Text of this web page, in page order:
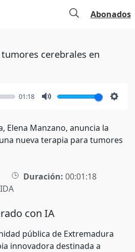
Abonados
cerebrales en
01:18
Elena Manzano, anuncia la
nueva terapia para tumores
Duración: 00:01:18
con IA
pública de Extremadura
innovadora destinada a